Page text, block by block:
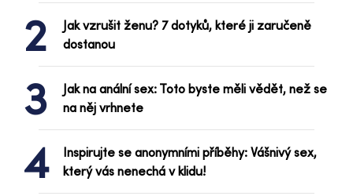
2
Jak vzrušit ženu? 7 dotyků, které ji zaručeně
dostanou
3
Jak na anální sex: Toto byste měli vědět, než se
na něj vrhnete
4
Inspirujte se anonymními příběhy: Vášnivý sex,
který vás nenechá v klidu!